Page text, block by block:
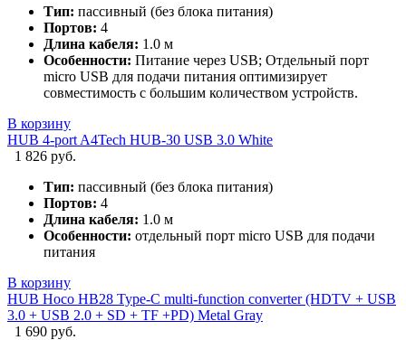
Тип: пассивный (без блока питания)
Портов: 4
Длина кабеля: 1.0 м
Особенности: Питание через USB; Отдельный порт
micro USB для подачи питания оптимизирует
совместимость с большим количеством устройств.
В корзину
HUB 4-port A4Tech HUB-30 USB 3.0 White
1 826 руб.
Тип: пассивный (без блока питания)
Портов: 4
Длина кабеля: 1.0 м
Особенности: отдельный порт micro USB для подачи
питания
В корзину
HUB Hoco HB28 Type-C multi-function converter (HDTV + USB
3.0 + USB 2.0 + SD + TF +PD) Metal Gray
1 690 руб.